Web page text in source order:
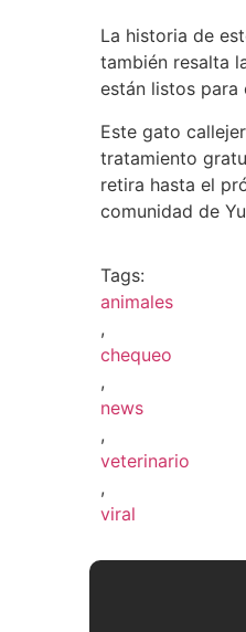
La historia de
también resalta
están listos para
Este gato
tratamiento
retira hasta el
comunidad de
Tags:
animales
,
chequeo
,
news
,
veterinario
,
viral